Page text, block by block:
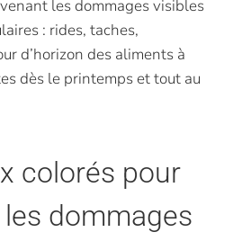
les dommages visibles
: rides, taches,
d’horizon des aliments à
dès le printemps et tout au
colorés pour
dommages